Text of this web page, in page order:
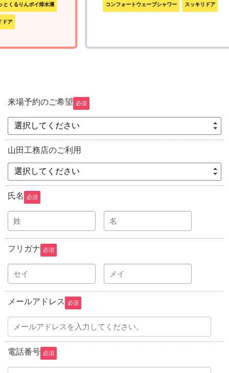
くるりんポイ排水溝
ア
コンフォートウェーブシャワー スッキリドア
来場予約のご希望 必須
選択してください
山田工務店のご利用
選択してください
氏名 必須
フリガナ 必須
メールアドレス 必須
電話番号 必須